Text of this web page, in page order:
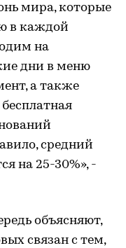
мира, которые
в каждой
на
дни в меню
а также
средний
на 25-30%», -
объясняют,
связан с тем,